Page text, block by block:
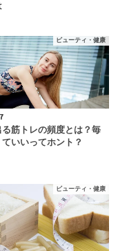
ビューティ・健康
筋トレの頻度とは？毎
ていいってホント？
ビューティ・健康